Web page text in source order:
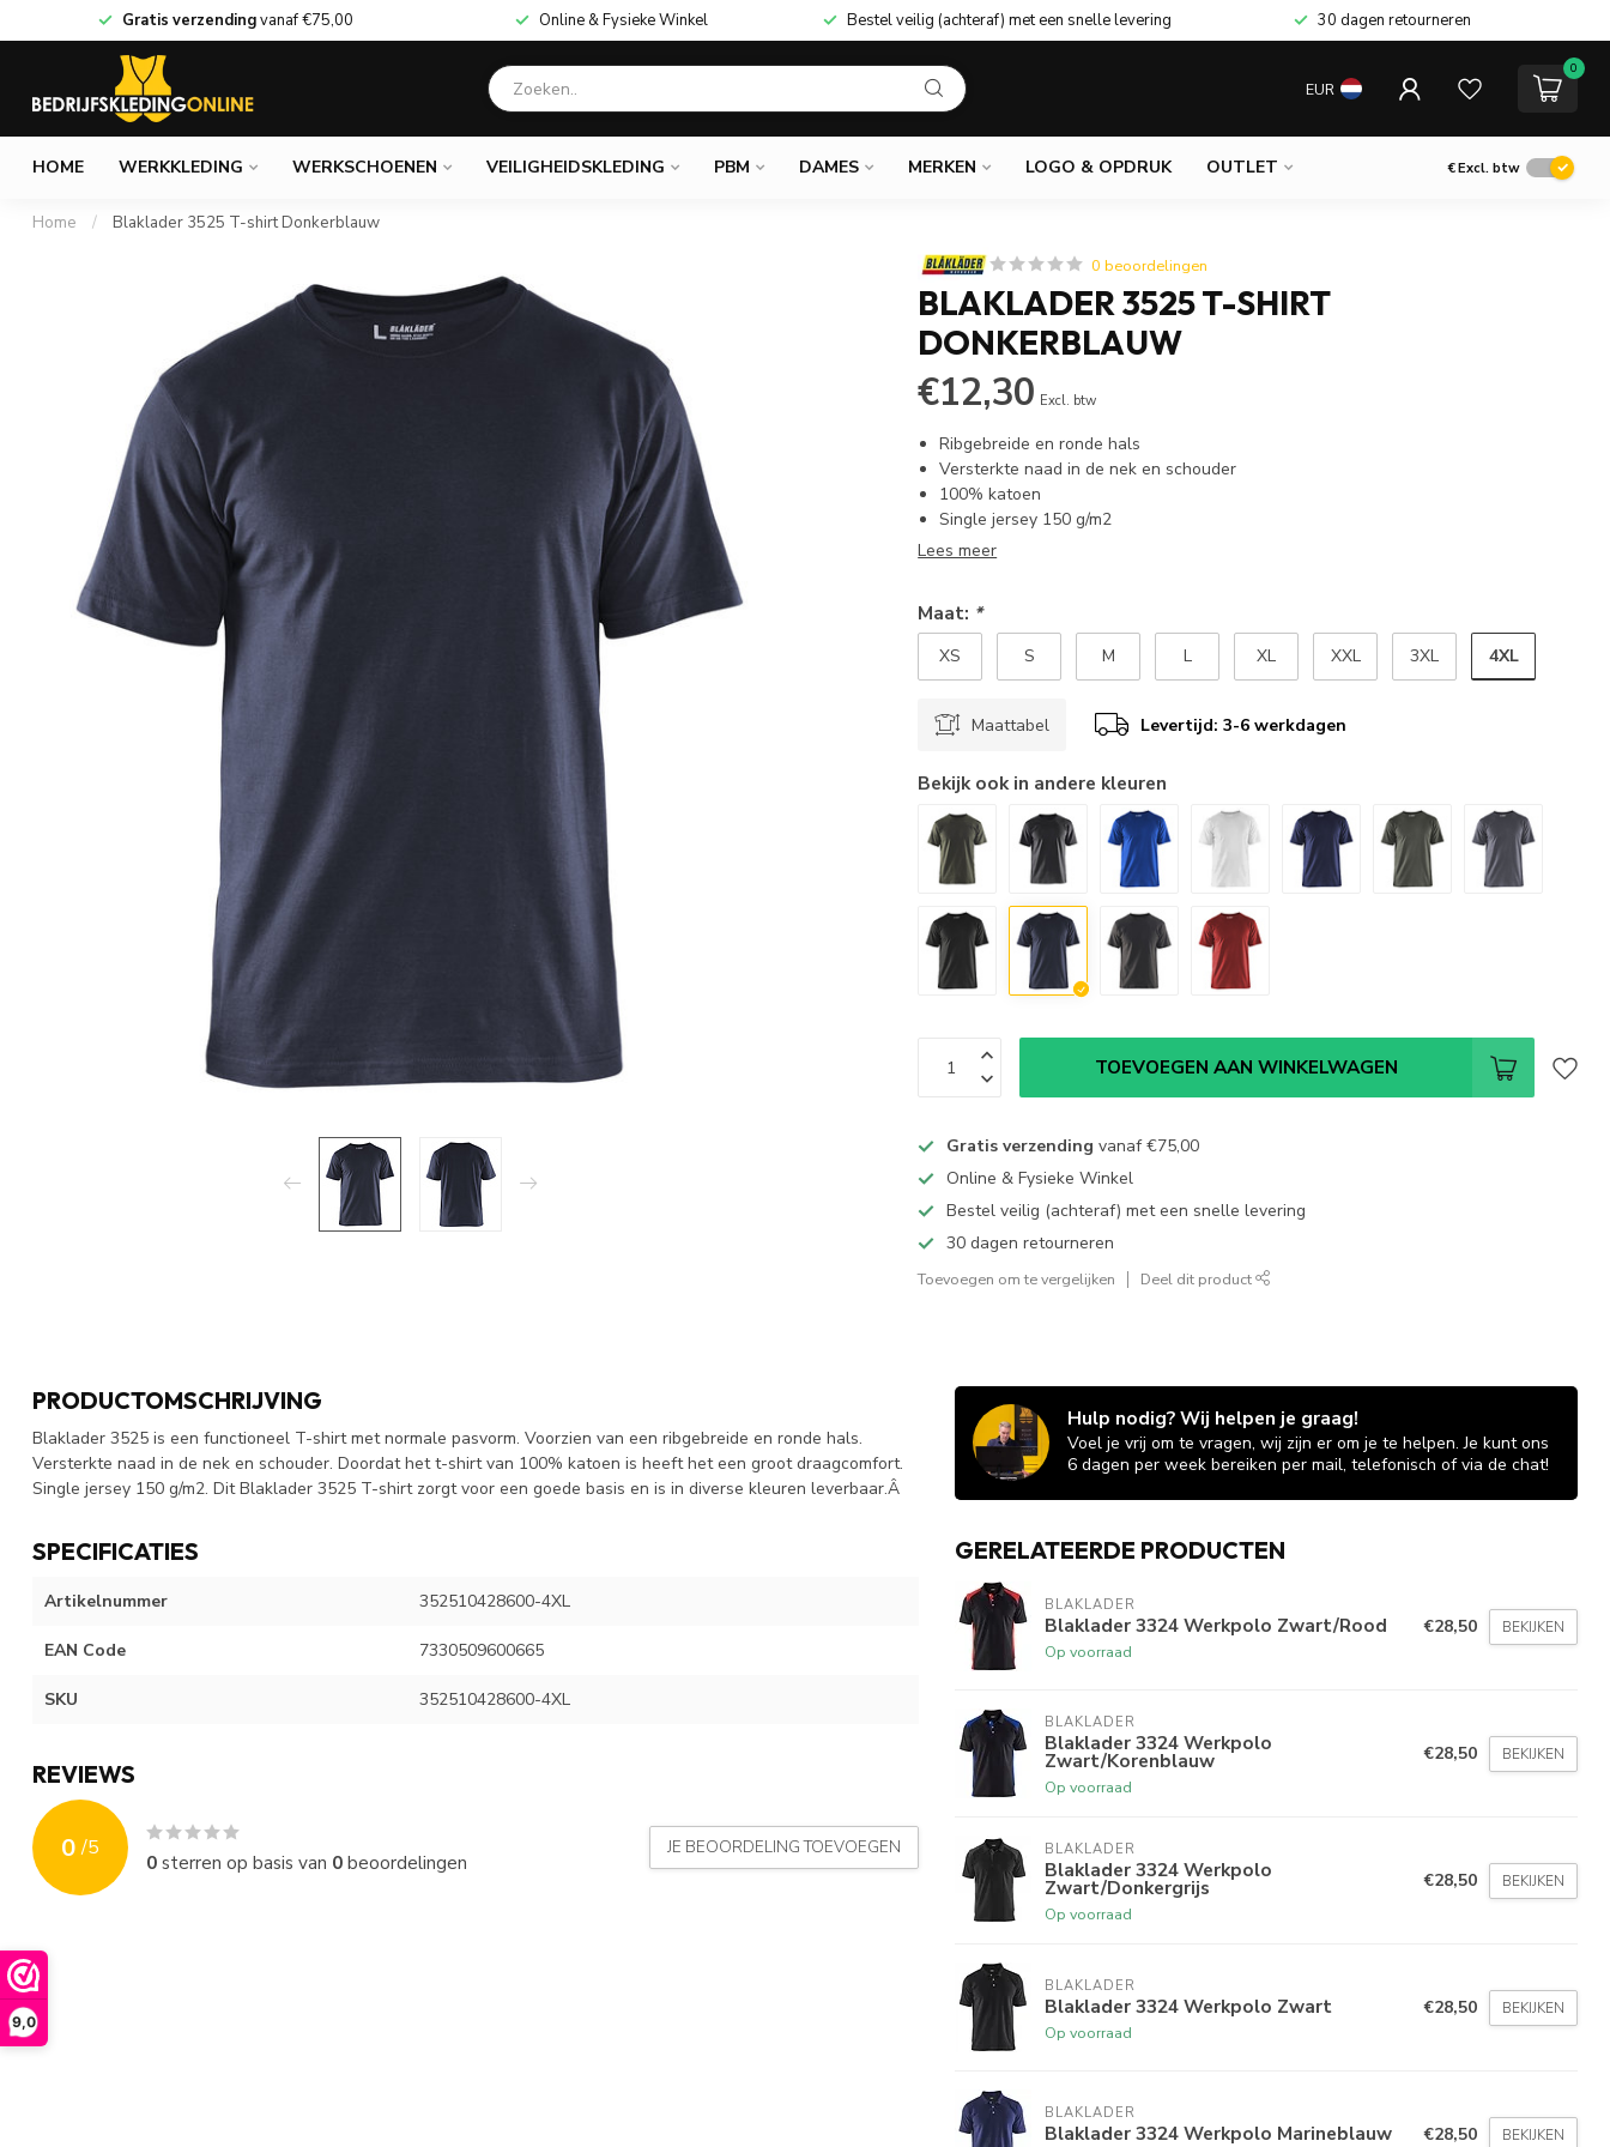
9,0
Gratis verzendingvanaf€75,00 Online & Fysieke Winkel Bestel veilig (achteraf) met een snelle levering 30 dagen retourneren
EUR
0
HOME WERKKLEDING WERKSCHOENEN VEILIGHEIDSKLEDING PBM DAMES MERKEN LOGO & OPDRUK OUTLET €Excl. btw
Home / Blaklader 3525 T-shirt Donkerblauw
0 beoordelingen
BLAKLADER 3525 T-SHIRT
DONKERBLAUW
€12,30 Excl. btw
Ribgebreide en ronde hals
Versterkte naad in de nek en schouder
100% katoen
Single jersey 150 g/m2
Lees meer
Maat: *
XS S M L XL XXL 3XL 4XL
Maattabel Levertijd: 3-6 werkdagen
Bekijk ook in andere kleuren
TOEVOEGEN AAN WINKELWAGEN
Gratis verzending vanaf€75,00
Online & Fysieke Winkel
Bestel veilig (achteraf) met een snelle levering
30 dagen retourneren
Toevoegen om te vergelijken Deel dit product
PRODUCTOMSCHRIJVING
Blaklader 3525 is een functioneel T-shirt met normale pasvorm. Voorzien van een ribgebreide en ronde hals.
Versterkte naad in de nek en schouder. Doordat het t-shirt van 100% katoen is heeft het een groot draagcomfort.
Single jersey 150 g/m2. Dit Blaklader 3525 T-shirt zorgt voor een goede basis en is in diverse kleuren leverbaar.Â
SPECIFICATIES
Artikelnummer 352510428600-4XL
EAN Code 7330509600665
SKU 352510428600-4XL
REVIEWS
0 /5
0sterren op basis van 0beoordelingen
JE BEOORDELING TOEVOEGEN
Hulp nodig? Wij helpen je graag!
Voel je vrij om te vragen, wij zijn er om je te helpen. Je kunt ons
6 dagen per week bereiken per mail, telefonisch of via de chat!
GERELATEERDE PRODUCTEN
BLAKLADER
Blaklader 3324 Werkpolo Zwart/Rood
Op voorraad
€28,50 BEKIJKEN
BLAKLADER
Blaklader 3324 Werkpolo
Zwart/Korenblauw
Op voorraad
€28,50 BEKIJKEN
BLAKLADER
Blaklader 3324 Werkpolo
Zwart/Donkergrijs
Op voorraad
€28,50 BEKIJKEN
BLAKLADER
Blaklader 3324 Werkpolo Zwart
Op voorraad
€28,50 BEKIJKEN
BLAKLADER
Blaklader 3324 Werkpolo Marineblauw €28,50 BEKIJKEN